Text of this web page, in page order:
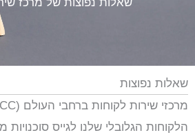
שאלות נפוצות של מרכז
שאלות נפוצות
הלקוחות הגלובלי שלנו לגייס סוכנויות